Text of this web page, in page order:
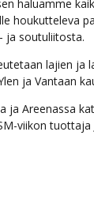
haluamme
houkutteleva
ja soutuliitosta.
lajien ja
ja Vantaan
ja Areenassa
viikon tuottaja